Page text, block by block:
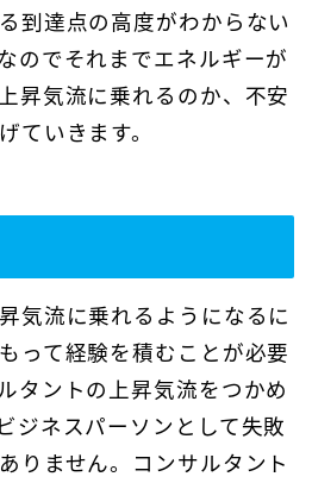
到達点の高度がわからない
のでそれまでエネルギーが
昇気流に乗れるのか、不安
ていきます。
気流に乗れるようになるに
って経験を積むことが必要
タントの上昇気流をつかめ
ジネスパーソンとして失敗
りません。コンサルタント